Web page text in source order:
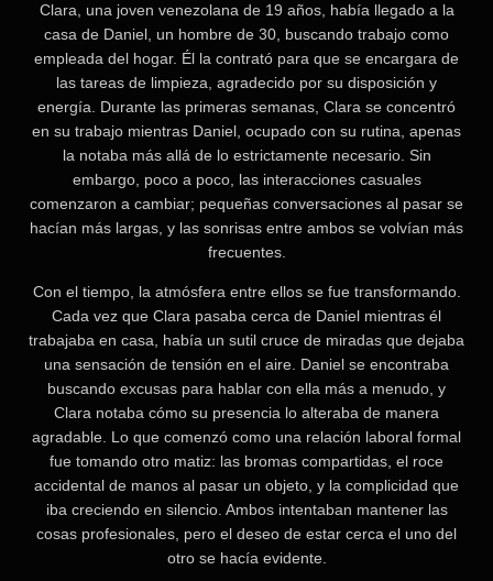
⁣⁣⁣Clara, una joven venezolana de 19 años, había llegado a la
casa de Daniel, un hombre de 30, buscando trabajo como
empleada del hogar. Él la contrató para que se encargara de
las tareas de limpieza, agradecido por su disposición y
energía. Durante las primeras semanas, Clara se concentró
en su trabajo mientras Daniel, ocupado con su rutina, apenas
la notaba más allá de lo estrictamente necesario. Sin
embargo, poco a poco, las interacciones casuales
comenzaron a cambiar; pequeñas conversaciones al pasar se
hacían más largas, y las sonrisas entre ambos se volvían más
frecuentes.
Con el tiempo, la atmósfera entre ellos se fue transformando.
Cada vez que Clara pasaba cerca de Daniel mientras él
trabajaba en casa, había un sutil cruce de miradas que dejaba
una sensación de tensión en el aire. Daniel se encontraba
buscando excusas para hablar con ella más a menudo, y
Clara notaba cómo su presencia lo alteraba de manera
agradable. Lo que comenzó como una relación laboral formal
fue tomando otro matiz: las bromas compartidas, el roce
accidental de manos al pasar un objeto, y la complicidad que
iba creciendo en silencio. Ambos intentaban mantener las
cosas profesionales, pero el deseo de estar cerca el uno del
otro se hacía evidente.